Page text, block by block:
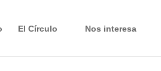
El Círculo Nos interesa